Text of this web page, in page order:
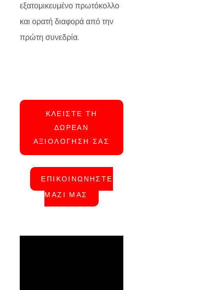
εξατομικευμένο πρωτόκολλο
και ορατή διαφορά από την
πρώτη συνεδρία.
ΚΛΕΙΣΤΕ ΤΗ
ΔΩΡΕΑΝ
ΑΞΙΟΛΟΓΗΣΗ ΣΑΣ
ΕΠΙΚΟΙΝΩΝΗΣΤΕ
ΜΑΖΙ ΜΑΣ